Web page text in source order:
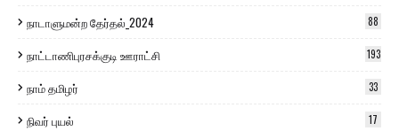
நாடாளுமன்ற தேர்தல்_2024 88
நாட்டாணிபுரசக்குடி ஊராட்சி 193
நாம் தமிழர் 33
நிவர் புயல் 17